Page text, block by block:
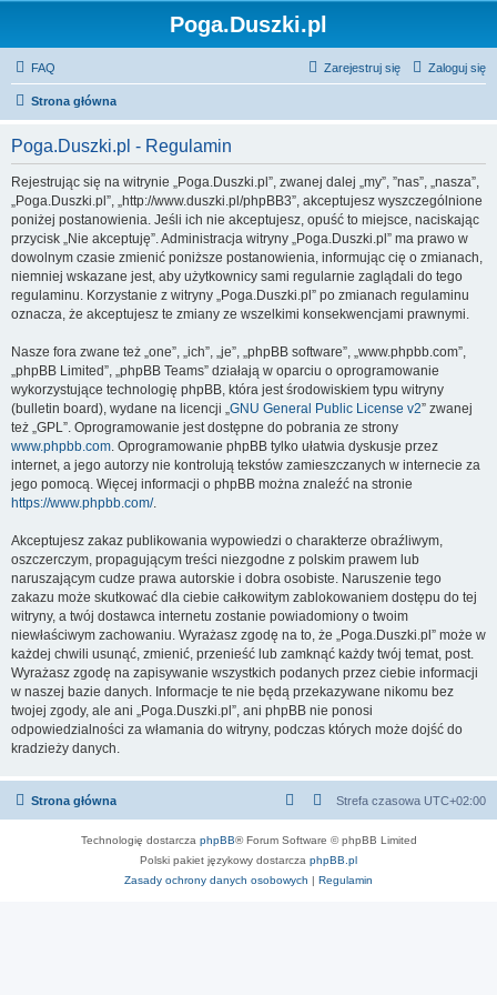
Poga.Duszki.pl
FAQ Zaloguj się
Zarejestruj się
Strona główna
Poga.Duszki.pl - Regulamin
Rejestrując się na witrynie „Poga.Duszki.pl”, zwanej dalej „my”, ”nas”, „nasza”,
„Poga.Duszki.pl”, „http://www.duszki.pl/phpBB3”, akceptujesz wyszczególnione
poniżej postanowienia. Jeśli ich nie akceptujesz, opuść to miejsce, naciskając
przycisk „Nie akceptuję”. Administracja witryny „Poga.Duszki.pl” ma prawo w
dowolnym czasie zmienić poniższe postanowienia, informując cię o zmianach,
niemniej wskazane jest, aby użytkownicy sami regularnie zaglądali do tego
regulaminu. Korzystanie z witryny „Poga.Duszki.pl” po zmianach regulaminu
oznacza, że akceptujesz te zmiany ze wszelkimi konsekwencjami prawnymi.
Nasze fora zwane też „one”, „ich”, „je”, „phpBB software”, „www.phpbb.com”,
„phpBB Limited”, „phpBB Teams” działają w oparciu o oprogramowanie
wykorzystujące technologię phpBB, która jest środowiskiem typu witryny
(bulletin board), wydane na licencji „GNU General Public License v2” zwanej
też „GPL”. Oprogramowanie jest dostępne do pobrania ze strony
www.phpbb.com. Oprogramowanie phpBB tylko ułatwia dyskusje przez
internet, a jego autorzy nie kontrolują tekstów zamieszczanych w internecie za
jego pomocą. Więcej informacji o phpBB można znaleźć na stronie
https://www.phpbb.com/.
Akceptujesz zakaz publikowania wypowiedzi o charakterze obraźliwym,
oszczerczym, propagującym treści niezgodne z polskim prawem lub
naruszającym cudze prawa autorskie i dobra osobiste. Naruszenie tego
zakazu może skutkować dla ciebie całkowitym zablokowaniem dostępu do tej
witryny, a twój dostawca internetu zostanie powiadomiony o twoim
niewłaściwym zachowaniu. Wyrażasz zgodę na to, że „Poga.Duszki.pl” może w
każdej chwili usunąć, zmienić, przenieść lub zamknąć każdy twój temat, post.
Wyrażasz zgodę na zapisywanie wszystkich podanych przez ciebie informacji
w naszej bazie danych. Informacje te nie będą przekazywane nikomu bez
twojej zgody, ale ani „Poga.Duszki.pl”, ani phpBB nie ponosi
odpowiedzialności za włamania do witryny, podczas których może dojść do
kradzieży danych.
Strona główna Strefa czasowa UTC+02:00
Technologię dostarcza phpBB® Forum Software © phpBB Limited
Polski pakiet językowy dostarcza phpBB.pl
Zasady ochrony danych osobowych | Regulamin